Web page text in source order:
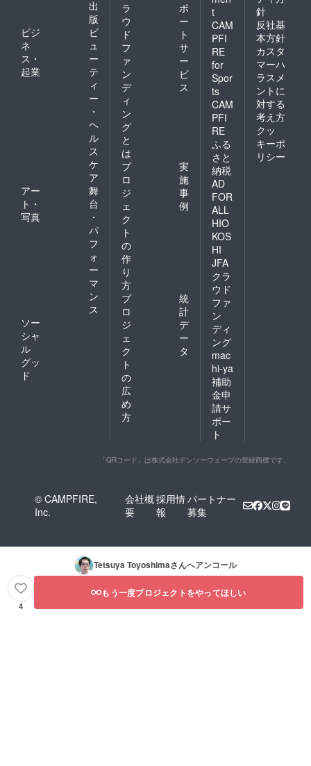
出
版
ビジ
ネ
ス・
起業
ビ
ュ
ー
テ
ィ
ー
・
ヘ
ル
ス
ケ
ア
アー
ト・
写真
舞
台
・
パ
フ
ォ
ー
マ
ン
ス
ソー
シャ
ル
グッ
ド
ラ
ウ
ド
フ
ァ
ン
デ
ィ
ン
グ
と
は
ポ
ー
ト
サ
ー
ビ
ス
プ
ロ
ジ
ェ
ク
ト
の
作
り
方
実
施
事
例
プ
ロ
ジ
ェ
ク
ト
の
広
め
方
統
計
デ
ー
タ
t
CAM
PFI
RE
for
Spor
ts
CAM
PFI
RE
ふる
さと
納税
AD
FOR
ALL
HIO
KOS
HI
JFA
クラ
ウド
ファ
ン
ディ
ング
mac
hi-ya
補助
金申
請サ
ポー
ト
針
反社基
本方針
カスタ
マーハ
ラスメ
ントに
対する
考え方
クッ
キーポ
リシー
「QRコード」は株式会社デンソーウェーブの登録商標です。
© CAMPFIRE,
Inc.
会社概
要
採用情
報
パートナー
募集
Tetsuya Toyoshimaさんへアンコール
4
もう一度プロジェクトをやってほしい